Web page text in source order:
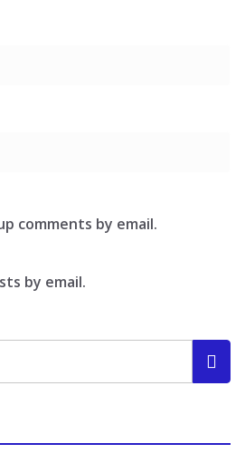
comments by email.
by email.